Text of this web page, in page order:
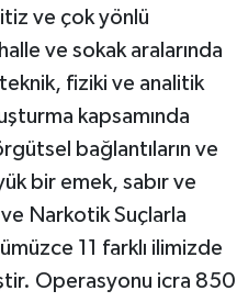
ve çok yönlü
ve sokak aralarında
fiziki ve analitik
kapsamında
bağlantıların ve
bir emek, sabır ve
ve Narkotik Suçlarla
11 farklı ilimizde
Operasyonu icra 850